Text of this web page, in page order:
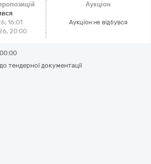
16:01
20:00
Аукціон
Аукціон не відбувся
тендерної документації